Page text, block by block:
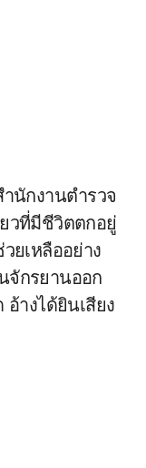
นักงานตำรวจ
ยวที่มีชีวิตตกอยู่
ยเหลืออย่าง
จักรยานออก
างได้ยินเสียง